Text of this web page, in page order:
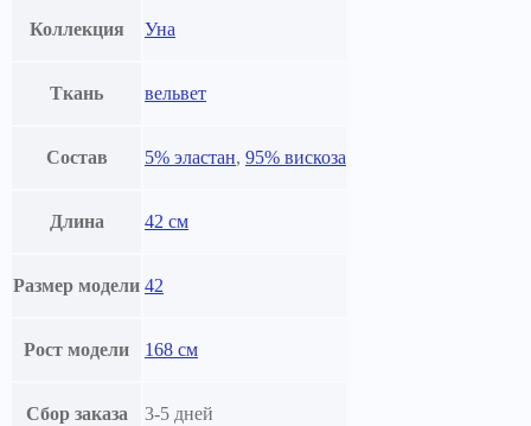
Коллекция Уна
Ткань вельвет
Состав 5% эластан, 95% вискоза
Длина 42 см
Размер модели 42
Рост модели 168 см
Сбор заказа 3-5 дней